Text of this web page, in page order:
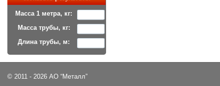
Масса 1 метра, кг:
Масса трубы, кг:
Длина трубы, м:
© 2011 - 2026 АО “Металл”